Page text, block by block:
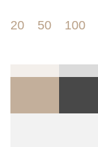
20 50 100